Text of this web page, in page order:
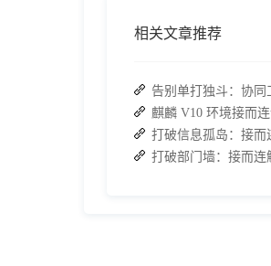
相关文章推荐